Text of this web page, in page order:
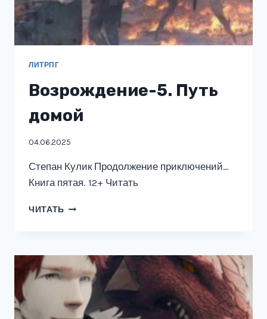
ЛИТРПГ
Возрождение-5. Путь
домой
04.06.2025
Степан Кулик Продолжение приключений…
Книга пятая. 12+ Читать
ЧИТАТЬ ВОЗРОЖДЕНИЕ-5.